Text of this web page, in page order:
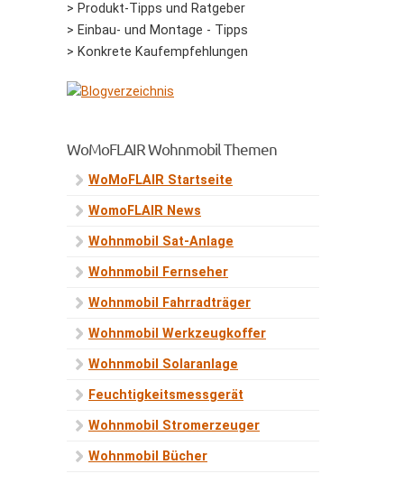
> Produkt-Tipps und Ratgeber
> Einbau- und Montage - Tipps
> Konkrete Kaufempfehlungen
WoMoFLAIR Wohnmobil Themen
WoMoFLAIR Startseite
WomoFLAIR News
Wohnmobil Sat-Anlage
Wohnmobil Fernseher
Wohnmobil Fahrradträger
Wohnmobil Werkzeugkoffer
Wohnmobil Solaranlage
Feuchtigkeitsmessgerät
Wohnmobil Stromerzeuger
Wohnmobil Bücher